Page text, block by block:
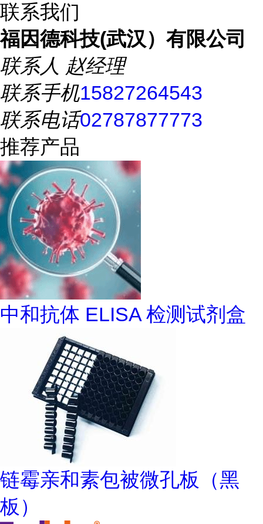
联系我们
福因德科技(武汉）有限公司
联系人 赵经理
联系手机15827264543
联系电话02787877773
推荐产品
中和抗体 ELISA 检测试剂盒
链霉亲和素包被微孔板（黑
板）